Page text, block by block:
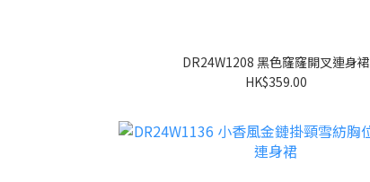
DR24W1208 黑色窿窿開叉連身裙
HK$359.00